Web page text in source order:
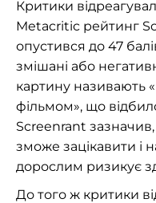
Критики
Metacritic рейтинг
опустився до 47
змішані або
картину називають
фільмом», що
Screenrant
зможе зацікавити і
дорослим ризикує
До того ж критики